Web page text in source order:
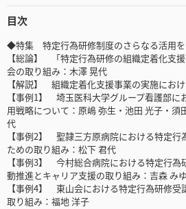
目次
◆特集 特定行為研修制度のさらなる活用を
【総論】 「特定行為研修の組織定着化支
会の取り組み：木澤 晃代
【解説】 組織定着化支援事業の実施にお
【事例1】 埼玉医科大学グループ看護部に
用戦略について：原嶋 弥生・池田 光子・須
代
【事例2】 聖隷三方原病院における特定行
ための取り組み：松下 君代
【事例3】 今村総合病院における特定行為
動推進とキャリア支援の取り組み：吉森 み
【事例4】 東山会における特定行為研修受
取り組み：福地 洋子